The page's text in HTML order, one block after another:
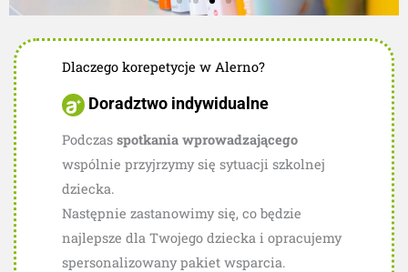
Klasa Lüssum
W kameralnej atmosferze nauka jest
Dlaczego korepetycje w Alerno?
Doradztwo indywidualne
Podczas spotkania wprowadzającego
wspólnie przyjrzymy się sytuacji szkolnej
dziecka.
Następnie zastanowimy się, co będzie
najlepsze dla Twojego dziecka i opracujemy
spersonalizowany pakiet wsparcia.